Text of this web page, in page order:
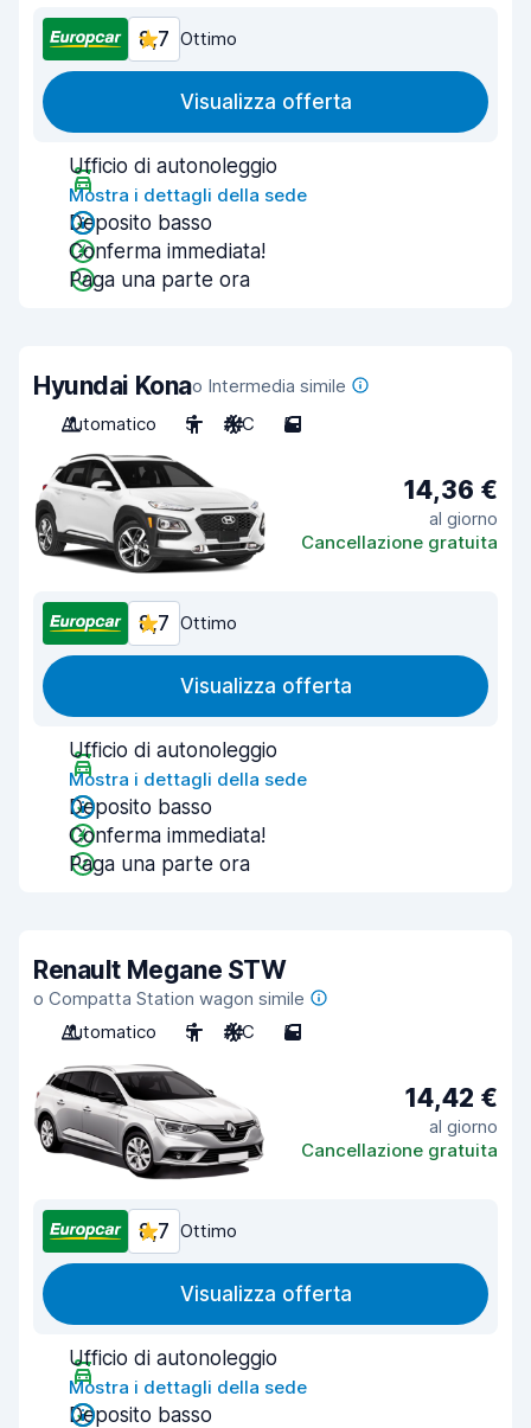
8,7 Ottimo
Visualizza offerta
Ufficio di autonoleggio
Mostra i dettagli della sede
Deposito basso
Conferma immediata!
Paga una parte ora
Hyundai Konao Intermedia simile
Automatico
5 A/C 5
14,36 €
al giorno
Cancellazione gratuita
8,7 Ottimo
Visualizza offerta
Ufficio di autonoleggio
Mostra i dettagli della sede
Deposito basso
Conferma immediata!
Paga una parte ora
Renault Megane STW
o Compatta Station wagon simile
Automatico
5 A/C 5
14,42 €
al giorno
Cancellazione gratuita
8,7 Ottimo
Visualizza offerta
Ufficio di autonoleggio
Mostra i dettagli della sede
Deposito basso